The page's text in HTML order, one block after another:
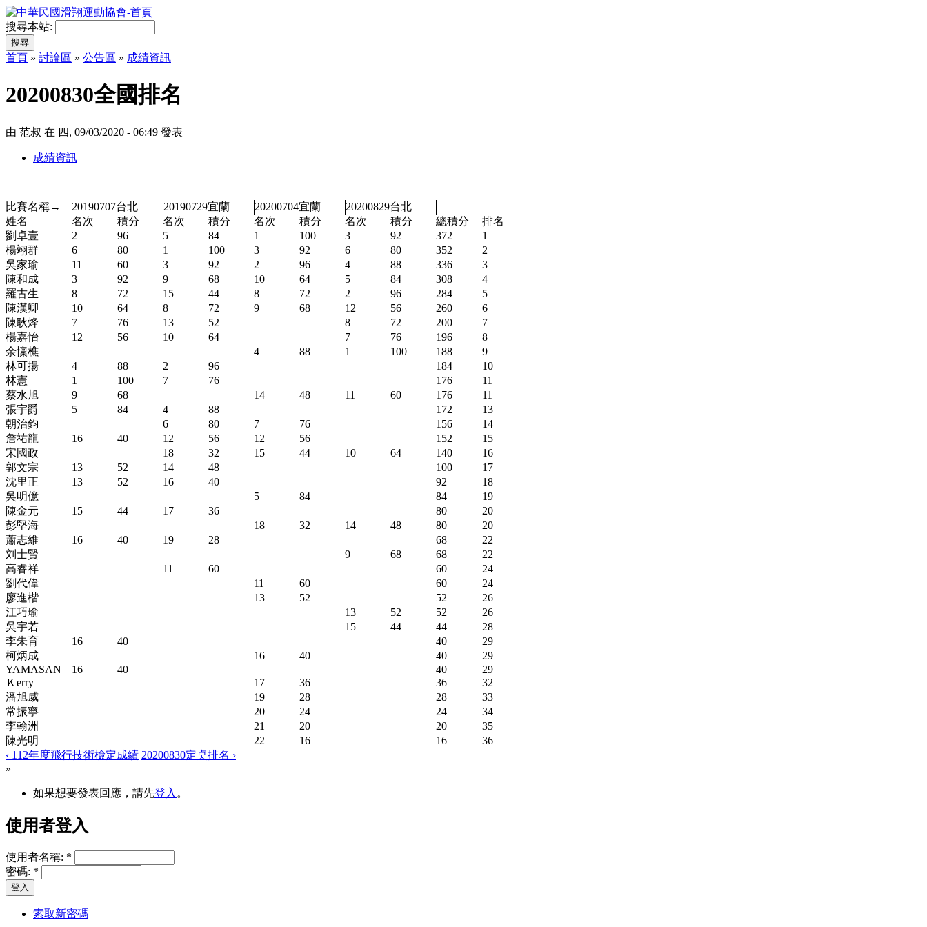
搜尋本站:
首頁 » 討論區 » 公告區 » 成績資訊
20200830全國排名
由 范叔 在 四, 09/03/2020 - 06:49 發表
成績資訊
比賽名稱→ 20190707台北 20190729宜蘭 20200704宜蘭
20200829台北
姓名
名次 積分 名次 積分 名次 積分 名次 積分 總積分
排名
劉卓壹
2 96 5 84 1 100 3 92 372
1
楊翊群
6 80 1 100 3 92 6 80 352
2
吳家瑜
11 60 3 92 2 96 4 88 336
3
陳和成
3 92 9 68 10 64 5 84 308
4
羅古生
8 72 15 44 8 72 2 96 284
5
陳漢卿
10 64 8 72 9 68 12 56 260
6
陳耿烽
7 76 13 52 8 72 200
7
楊嘉怡
12 56 10 64 7 76 196
8
余懍樵
4 88 1 100 188
9
林可揚
4 88 2 96 184
10
林憲
1 100 7 76 176
11
蔡水旭
9 68 14 48 11 60 176
11
張宇爵
5 84 4 88 172
13
朝治鈞
6 80 7 76 156
14
詹祐龍
16 40 12 56 12 56 152
15
宋國政
18 32 15 44 10 64 140
16
郭文宗
13 52 14 48 100
17
沈里正
13 52 16 40 92
18
吳明億
5 84 84
19
陳金元
15 44 17 36 80
20
彭堅海
18 32 14 48 80
20
蕭志維
16 40 19 28 68
22
刘士賢
9 68 68
22
高睿祥
11 60 60
24
劉代偉
11 60 60
24
廖進楷
13 52 52
26
江巧瑜
13 52 52
26
吳宇若
15 44 44
28
李朱育
16 40 40
29
柯炳成
16 40 40
29
YAMASAN
16 40 40
29
Ｋerry
17 36 36
32
潘旭威
19 28 28
33
常振寧
20 24 24
34
李翰洲
21 20 20
35
陳光明
22 16 16
36
‹ 112年度飛行技術檢定成績 20200830定奌排名 ›
»
如果想要發表回應，請先登入 。
使用者登入
使用者名稱: *
密碼: *
索取新密碼